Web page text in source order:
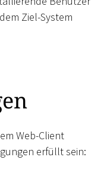
Ziel-System
Web-Client
erfüllt sein: